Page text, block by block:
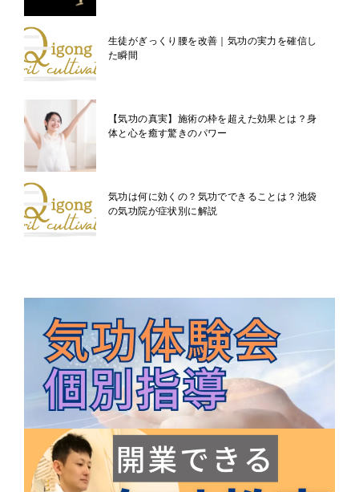
生徒がぎっくり腰を改善｜気功の実力を確信し
た瞬間
【気功の真実】施術の枠を超えた効果とは？身
体と心を癒す驚きのパワー
気功は何に効くの？気功でできることは？池袋
の気功院が症状別に解説